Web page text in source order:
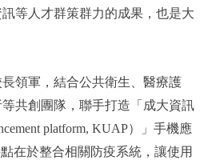
等人才群策群力的成果，也是大
領軍，結合公共衛生、醫療護
共創團隊，聯手打造「成大資訊
platform, KUAP）」手機應
在於整合相關防疫系統，讓使用